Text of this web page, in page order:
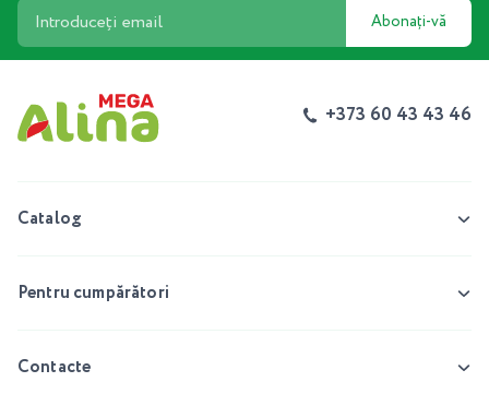
Abonați-vă
+373 60 43 43 46
Catalog
Pentru cumpărători
Contacte